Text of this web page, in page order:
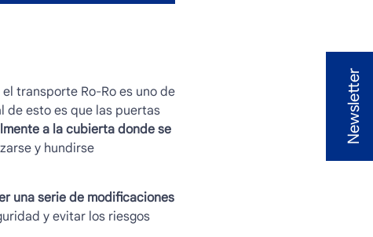
transporte Ro-Roes uno de
de esto es que las puertas
a la cubierta donde se
y hundirse
una serie de modificaciones
y evitar los riesgos
Newsletter